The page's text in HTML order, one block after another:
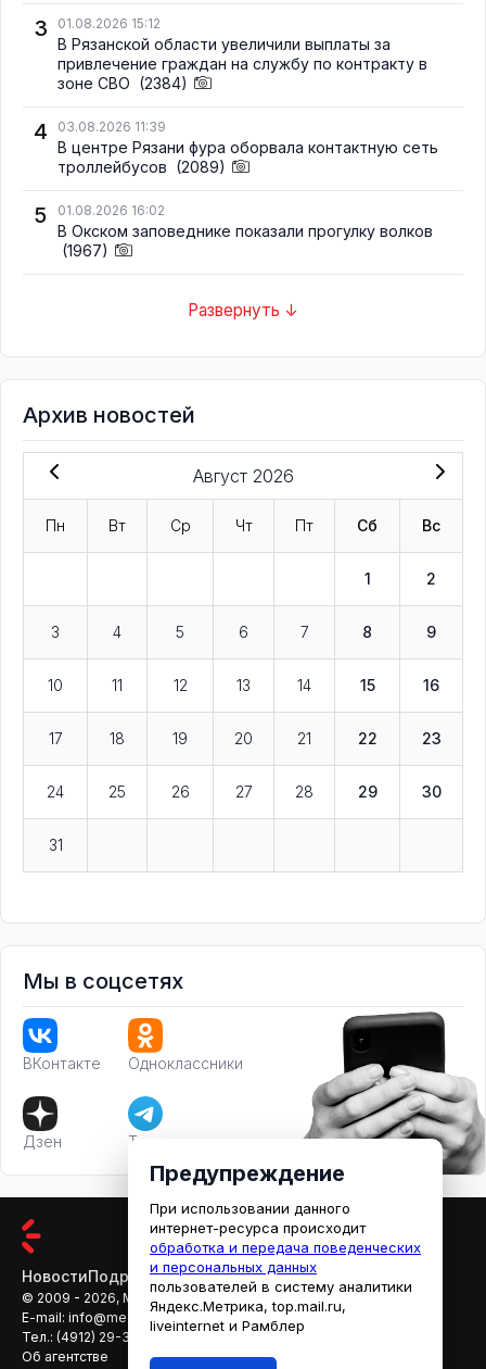
3 01.08.2026 15:12
В Рязанской области увеличили выплаты за
привлечение граждан на службу по контракту в
зоне СВО (2384)
4 03.08.2026 11:39
В центре Рязани фура оборвала контактную сеть
троллейбусов (2089)
5 01.08.2026 16:02
В Окском заповеднике показали прогулку волков
(1967)
Развернуть ↓
Архив новостей
Август 2026
Пн Вт Ср Чт Пт Сб Вс
1 2
3 4 5 6 7 8 9
10 11 12 13 14 15 16
17 18 19 20 21 22 23
24 25 26 27 28 29 30
31
Мы в соцсетях
ВКонтакте Одноклассники
Дзен Телеграм
НовостиПодробностиАфишаКино
© 2009 - 2026, МЕДИАРЯЗАНЬ
E-mail: info@mediaryazan.ru
reklama@mediaryazan.ru
Тел.: (4912) 29-33-66
Об агентстве
Предупреждение
При использовании данного
интернет-ресурса происходит
обработка и передача поведенческих
и персональных данных
пользователей в систему аналитики
Яндекс.Метрика, top.mail.ru,
liveinternet и Рамблер